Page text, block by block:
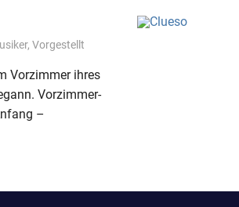
, Vorgestellt
Vorzimmer ihres
Vorzimmer-
–